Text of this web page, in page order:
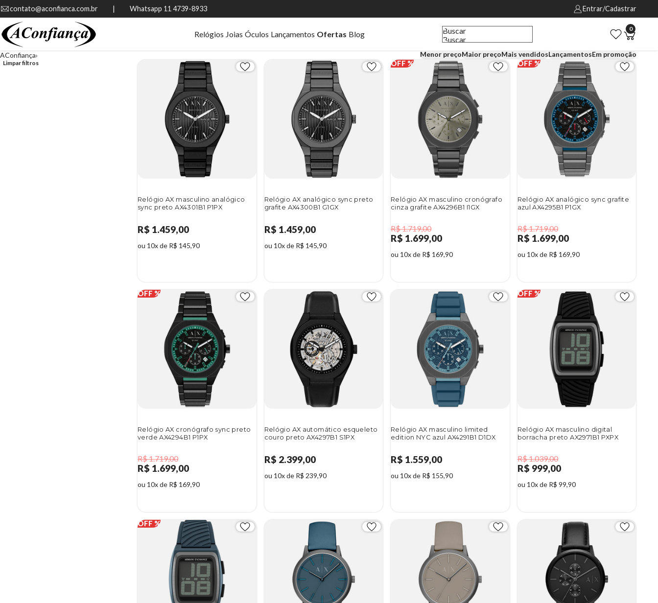
contato@aconfianca.com.br          |          Whatsapp 11 4739-8933 Entrar/Cadastrar
Relógios Joias Óculos Lançamentos Ofertas Blog
Buscar
Buscar
0
AConfiança Menor preçoMaior preçoMais vendidosLançamentosEm promoção
Limpar filtros
Relógio AX masculino analógico
sync preto AX4301B1 P1PX
R$ 1.459,00
ou 10x de R$ 145,90
Relógio AX analógico sync preto
grafite AX4300B1 G1GX
R$ 1.459,00
ou 10x de R$ 145,90
Relógio AX masculino cronógrafo
cinza grafite AX4296B1 I1GX
R$ 1.719,00
R$ 1.699,00
ou 10x de R$ 169,90
Relógio AX analógico sync grafite
azul AX4295B1 P1GX
R$ 1.719,00
R$ 1.699,00
ou 10x de R$ 169,90
Relógio AX cronógrafo sync preto
verde AX4294B1 P1PX
R$ 1.719,00
R$ 1.699,00
ou 10x de R$ 169,90
Relógio AX automático esqueleto
couro preto AX4297B1 S1PX
R$ 2.399,00
ou 10x de R$ 239,90
Relógio AX masculino limited
edition NYC azul AX4291B1 D1DX
R$ 1.559,00
ou 10x de R$ 155,90
Relógio AX masculino digital
borracha preto AX2971B1 PXPX
R$ 1.039,00
R$ 999,00
ou 10x de R$ 99,90